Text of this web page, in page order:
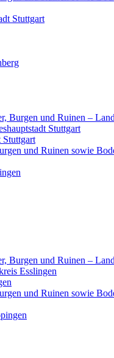
Stuttgart
Burgen und Ruinen –
Stuttgart
Stuttgart
und Ruinen sowie
Burgen und Ruinen –
Esslingen
und Ruinen sowie